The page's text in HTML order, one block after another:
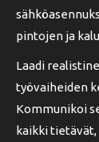
pintojen ja
Laadi
työvaiheiden
Kommunikoi
kaikki tietävät,